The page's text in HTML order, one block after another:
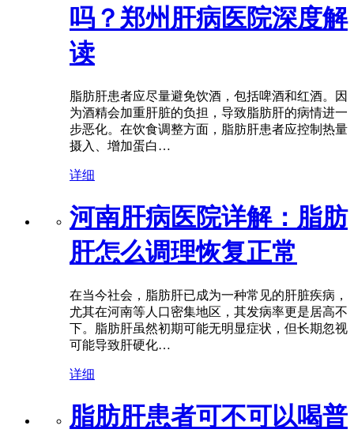
吗？郑州肝病医院深度解
读
脂肪肝患者应尽量避免饮酒，包括啤酒和红酒。因
为酒精会加重肝脏的负担，导致脂肪肝的病情进一
步恶化。在饮食调整方面，脂肪肝患者应控制热量
摄入、增加蛋白…
详细
河南肝病医院详解：脂肪
肝怎么调理恢复正常
在当今社会，脂肪肝已成为一种常见的肝脏疾病，
尤其在河南等人口密集地区，其发病率更是居高不
下。脂肪肝虽然初期可能无明显症状，但长期忽视
可能导致肝硬化…
详细
脂肪肝患者可不可以喝普